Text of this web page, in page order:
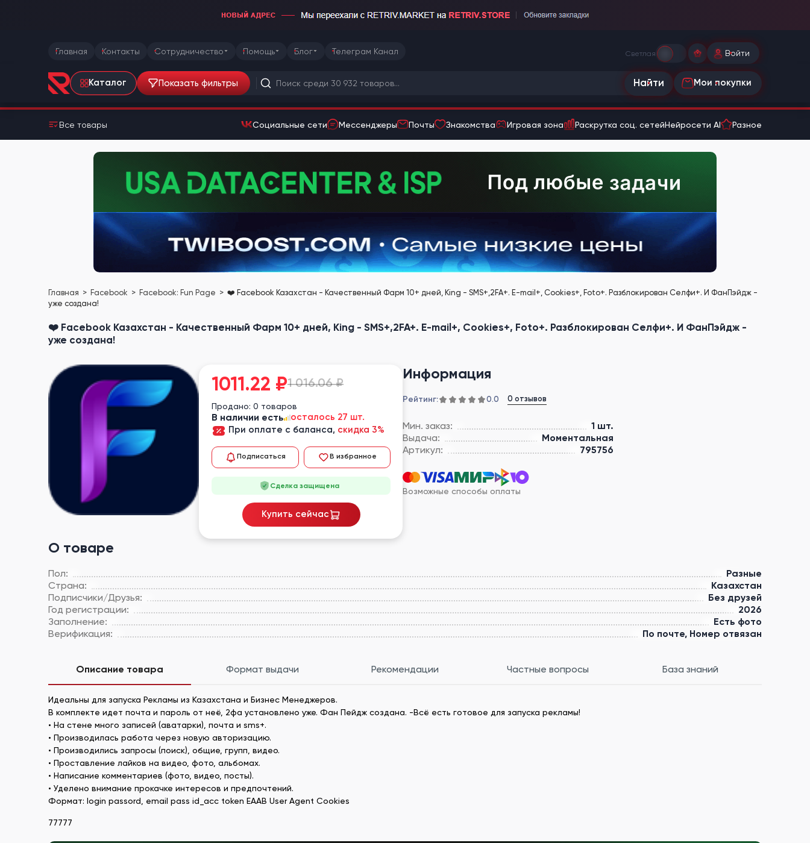
Главная Контакты Сотрудничество Помощь Блог Телеграм Канал Светлая Войти
Каталог Показать фильтры Найти Мои покупки
Все товары Социальные сети Мессенджеры Почты Знакомства Игровая зона Раскрутка соц. сетейНейросети AI Разное
Главная Facebook Facebook: Fun Page
❤️ Facebook Казахстан - Качественный Фарм 10+ дней, King - SMS+,2FA+. E-mail+, Cookies+, Foto+. Разблокирован Селфи+. И ФанПэйдж -
уже создана!
❤️ Facebook Казахстан - Качественный Фарм 10+ дней, King - SMS+,2FA+. E-mail+, Cookies+, Foto+. Разблокирован Селфи+. И ФанПэйдж -
уже создана!
Информация
Рейтинг: 0.0 0 отзывов
Мин. заказ:
1 шт.
Выдача:
Моментальная
Артикул:
795756
Возможные способы оплаты
О товаре
Пол:
Разные
Страна:
Казахстан
Подписчики/Друзья:
Без друзей
Год регистрации:
2026
Заполнение:
Есть фото
Верификация:
По почте, Номер отвязан
1011.22 ₽1 016.06 ₽
Продано: 0 товаров
В наличии есть
осталось 27 шт.
При оплате с баланса, скидка 3%
Подписаться В избранное
Сделка защищена
Купить сейчас
Описание товара Формат выдачи Рекомендации Частные вопросы База знаний
Идеальны для запуска Рекламы из Казахстана и Бизнес Менеджеров.
В комплекте идет почта и пароль от неё, 2фа установлено уже. Фан Пейдж создана. -Всё есть готовое для запуска рекламы!
• На стене много записей (аватарки), почта и sms+.
• Производилась работа через новую авторизацию.
• Производились запросы (поиск), общие, групп, видео.
• Проставление лайков на видео, фото, альбомах.
• Написание комментариев (фото, видео, посты).
• Уделено внимание прокачке интересов и предпочтений.
Формат: login passord, email pass id_acc token EAAB User Agent Cookies
77777